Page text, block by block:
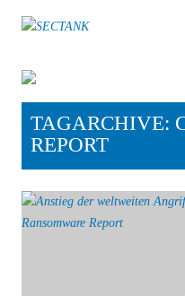
TAGARCHIVE:
REPORT